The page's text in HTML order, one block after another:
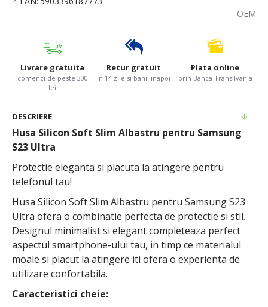
OEM
Livrare gratuita
comenzi de peste 300
lei
Retur gratuit
in 14 zile si banii inapoi
Plata online
prin Banca Transilvania
DESCRIERE
Husa Silicon Soft Slim Albastru pentru Samsung
S23 Ultra
Protectie eleganta si placuta la atingere pentru
telefonul tau!
Husa Silicon Soft Slim Albastru pentru Samsung S23
Ultra ofera o combinatie perfecta de protectie si stil.
Designul minimalist si elegant completeaza perfect
aspectul smartphone-ului tau, in timp ce materialul
moale si placut la atingere iti ofera o experienta de
utilizare confortabila.
Caracteristici cheie: